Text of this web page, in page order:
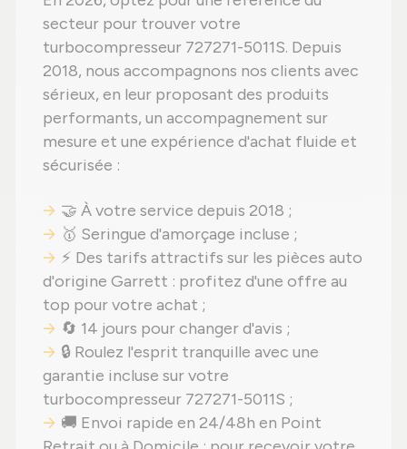
secteur pour trouver votre
turbocompresseur 727271-5011S. Depuis
2018, nous accompagnons nos clients avec
sérieux, en leur proposant des produits
performants, un accompagnement sur
mesure et une expérience d'achat fluide et
sécurisée :
🤝 À votre service depuis 2018 ;
🥇 Seringue d'amorçage incluse ;
⚡ Des tarifs attractifs sur les pièces auto
d'origine Garrett : profitez d'une offre au
top pour votre achat ;
🔄 14 jours pour changer d'avis ;
🔒 Roulez l'esprit tranquille avec une
garantie incluse sur votre
turbocompresseur 727271-5011S ;
🚚 Envoi rapide en 24/48h en Point